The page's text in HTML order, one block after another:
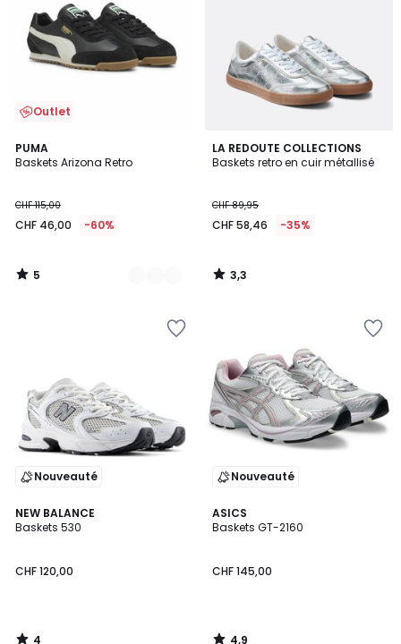
Outlet
PUMA
Baskets Arizona Retro
CHF 115,00
CHF 46,00 -60%
5
/
2
Couleurs
5
/
LA REDOUTE COLLECTIONS
Baskets retro en cuir métallisé
CHF 89,95
CHF 58,46 -35%
3,3
/ 5
3,3
/
Nouveauté
NEW BALANCE
Baskets 530
CHF 120,00
4
/
4
Nouveauté
ASICS
Baskets GT-2160
CHF 145,00
4,9
/ 5
4,9